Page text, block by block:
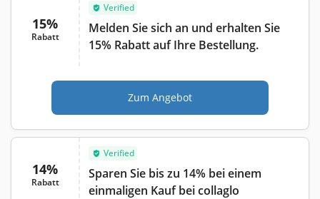
15%
Rabatt
Verified
Melden Sie sich an und erhalten Sie
15% Rabatt auf Ihre Bestellung.
Zum Angebot
14%
Rabatt
Verified
Sparen Sie bis zu 14% bei einem
einmaligen Kauf bei collaglo